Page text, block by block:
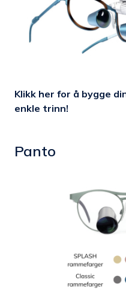
Klikk her for å bygge
enkle trinn!
Panto